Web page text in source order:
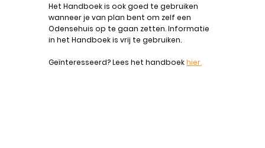
Het Handboek is ook goed te gebruiken
wanneer je van plan bent om zelf een
Odensehuis op te gaan zetten. Informatie
in het Handboek is vrij te gebruiken.
Geïnteresseerd? Lees het handboekhier.